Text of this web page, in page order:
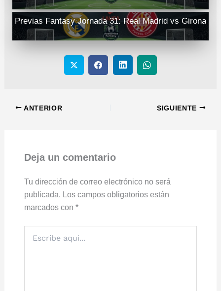
Previas Fantasy Jornada 31: Real Madrid vs Girona
ANTERIOR SIGUIENTE
Deja un comentario
Tu dirección de correo electrónico no será
publicada. Los campos obligatorios están
marcados con *
aquí...